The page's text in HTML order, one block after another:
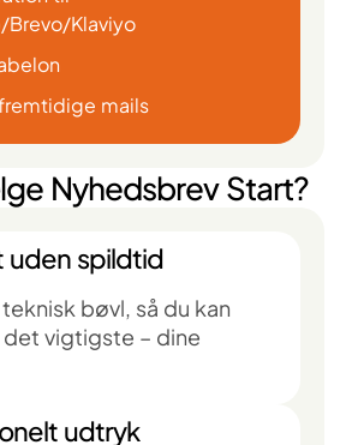
Brevo/Klaviyo
mails
Nyhedsbrev Start?
uden spildtid
bøvl, så du kan
vigtigste – dine
udtryk